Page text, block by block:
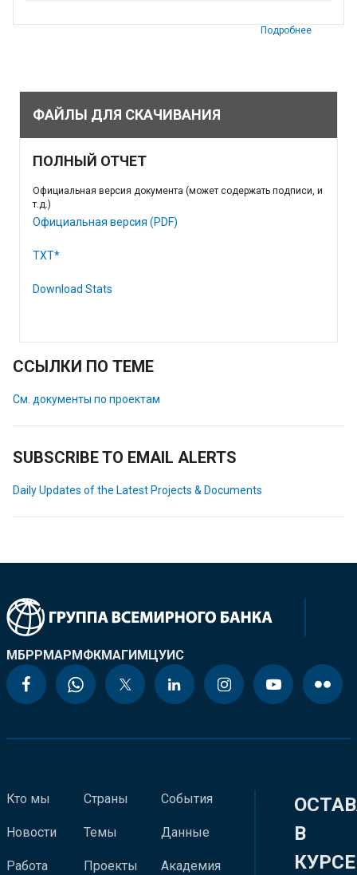
Подробнее
ФАЙЛЫ ДЛЯ СКАЧИВАНИЯ
ПОЛНЫЙ ОТЧЕТ
Официальная версия документа (может содержать подписи, и
т.д.)
Официальная версия (PDF)
TXT*
Download Stats
ССЫЛКИ ПО ТЕМЕ
См. документы по проектам
SUBSCRIBE TO EMAIL ALERTS
Daily Updates of the Latest Projects & Documents
МБРРМАРМФКМАГИМЦУИС
Кто мы
Новости
Работа
Страны
Темы
Проекты
События
Данные
Академия
В
КУРСЕ